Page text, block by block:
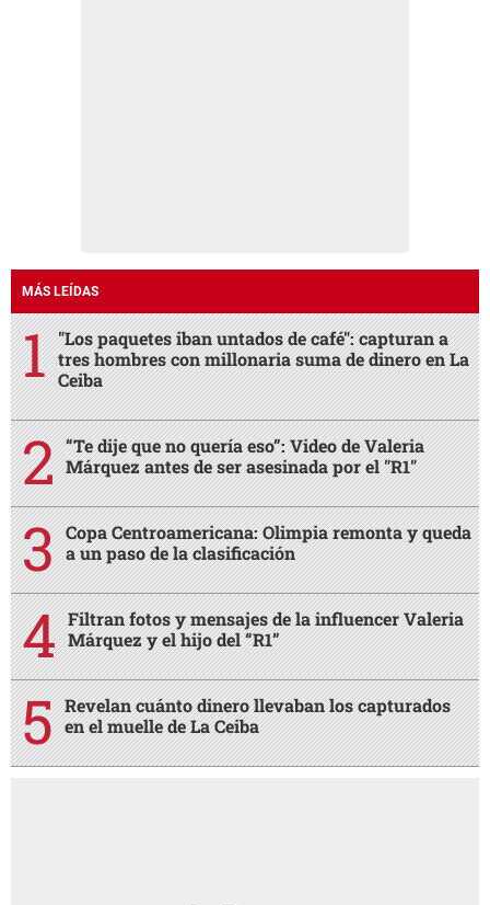
MÁS LEÍDAS
"Los paquetes iban untados de café": capturan a
tres hombres con millonaria suma de dinero en La
Ceiba
“Te dije que no quería eso”: Video de Valeria
Márquez antes de ser asesinada por el "R1"
Copa Centroamericana: Olimpia remonta y queda
a un paso de la clasificación
Filtran fotos y mensajes de la influencer Valeria
Márquez y el hijo del “R1”
Revelan cuánto dinero llevaban los capturados
en el muelle de La Ceiba